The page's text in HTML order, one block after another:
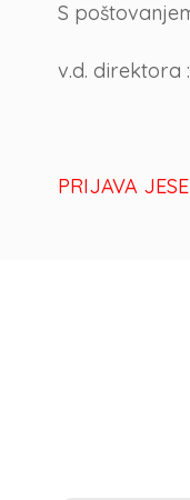
S
v.d. direktora
PRIJAVA